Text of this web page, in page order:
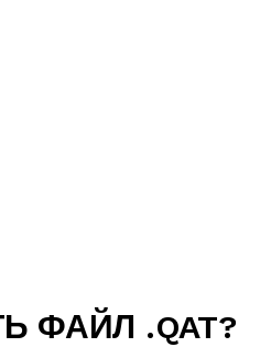
ФАЙЛ .QAT?